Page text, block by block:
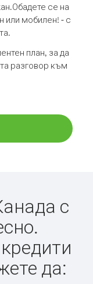
Обадете се на
или мобилен! - с
план, за да
разговор към
с
да: